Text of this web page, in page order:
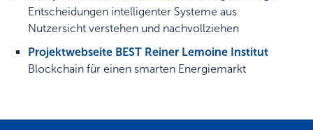
Entscheidungen intelligenter Systeme aus
Nutzersicht verstehen und nachvollziehen
Projektwebseite BEST Reiner Lemoine Institut
Blockchain für einen smarten Energiemarkt